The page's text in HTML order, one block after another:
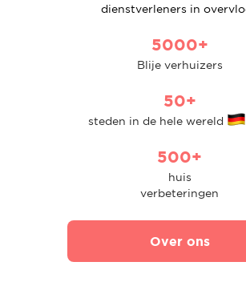
dienstverleners in
5000+
Blije verhuizers
50+
steden in de hele wereld
500+
huis
verbeteringen
Over ons